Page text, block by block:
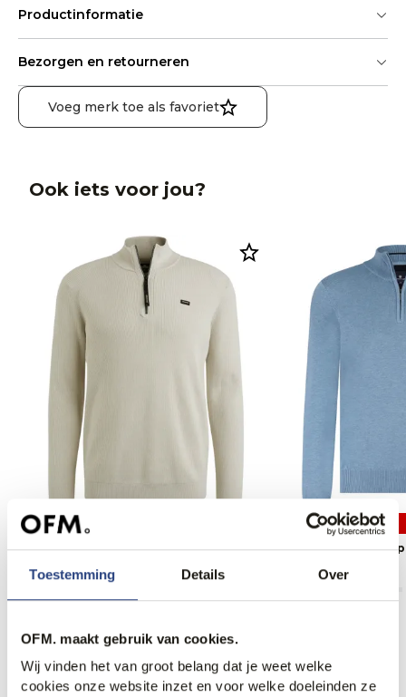
Toestemming Details Over
OFM. maakt gebruik van cookies.
Wij vinden het van groot belang dat je weet welke
cookies onze website inzet en voor welke doeleinden ze
Productinformatie
Bezorgen en retourneren
Voeg merk toe als favoriet
Ook iets voor jou?
50% korting
Vanguard Schipperstrui
119,99
59,95
50% korting
State of Art
119,95
Anderen bekeken ook